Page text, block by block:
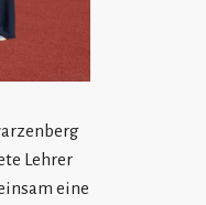
Lehrer
eine